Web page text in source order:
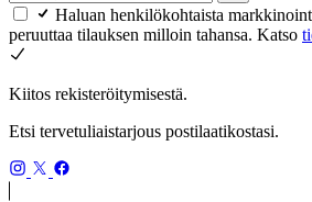
Haluan henkilökohtaista
peruuttaa tilauksen milloin tahansa. Katso
Kiitos rekisteröitymisestä.
Etsi tervetuliaistarjous postilaatikostasi.